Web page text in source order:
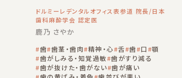
た治療・克服へのステップ
ドルミーレデンタルオフィス表参道 院長/日本
歯科麻酔学会 認定医
鹿乃 さやか
歯 歯茎・歯肉 精神・心 舌 歯 口 顎
歯がしみる・知覚過敏 歯がすり減る
歯が抜けた・歯がない 歯が痛い